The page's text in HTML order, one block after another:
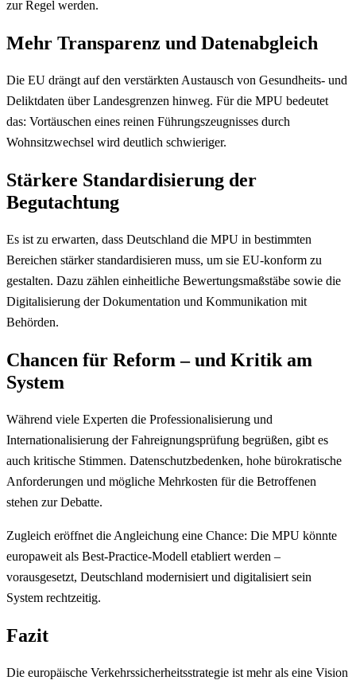
zur Regel werden.
Mehr Transparenz und Datenabgleich
Die EU drängt auf den verstärkten Austausch von Gesundheits- und
Deliktdaten über Landesgrenzen hinweg. Für die MPU bedeutet
das: Vortäuschen eines reinen Führungszeugnisses durch
Wohnsitzwechsel wird deutlich schwieriger.
Stärkere Standardisierung der
Begutachtung
Es ist zu erwarten, dass Deutschland die MPU in bestimmten
Bereichen stärker standardisieren muss, um sie EU-konform zu
gestalten. Dazu zählen einheitliche Bewertungsmaßstäbe sowie die
Digitalisierung der Dokumentation und Kommunikation mit
Behörden.
Chancen für Reform – und Kritik am
System
Während viele Experten die Professionalisierung und
Internationalisierung der Fahreignungsprüfung begrüßen, gibt es
auch kritische Stimmen. Datenschutzbedenken, hohe bürokratische
Anforderungen und mögliche Mehrkosten für die Betroffenen
stehen zur Debatte.
Zugleich eröffnet die Angleichung eine Chance: Die MPU könnte
europaweit als Best-Practice-Modell etabliert werden –
vorausgesetzt, Deutschland modernisiert und digitalisiert sein
System rechtzeitig.
Fazit
Die europäische Verkehrssicherheitsstrategie ist mehr als eine Vision